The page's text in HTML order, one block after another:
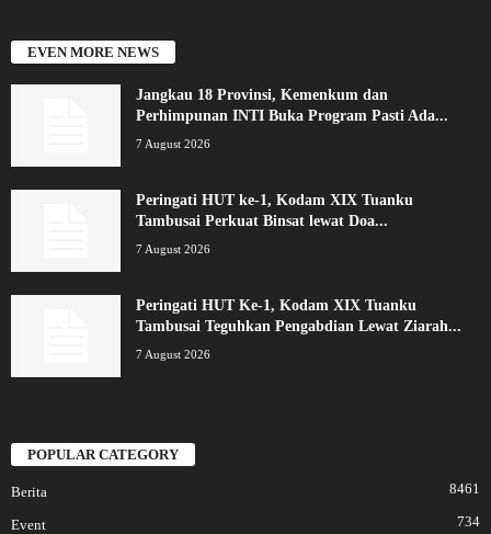
EVEN MORE NEWS
Jangkau 18 Provinsi, Kemenkum dan
Perhimpunan INTI Buka Program Pasti Ada...
7 August 2026
Peringati HUT ke-1, Kodam XIX Tuanku
Tambusai Perkuat Binsat lewat Doa...
7 August 2026
Peringati HUT Ke-1, Kodam XIX Tuanku
Tambusai Teguhkan Pengabdian Lewat Ziarah...
7 August 2026
POPULAR CATEGORY
Berita 8461
Event 734